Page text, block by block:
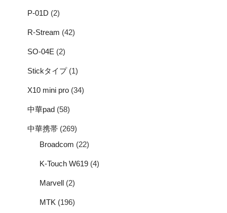
P-01D (2)
R-Stream (42)
SO-04E (2)
Stickタイプ(1)
X10 mini pro (34)
中華pad (58)
中華携帯 (269)
Broadcom (22)
K-Touch W619 (4)
Marvell (2)
MTK (196)